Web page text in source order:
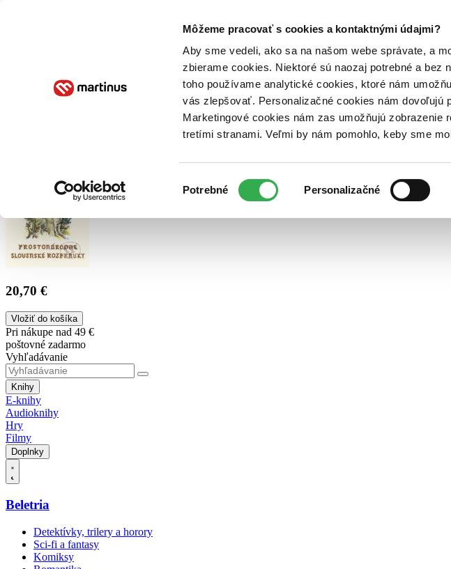
Môžeme pracovať s cookies a kontaktnými údajmi?
Aby sme vedeli, ako sa na našom webe správate, a
zbierame cookies. Niektoré sú naozaj potrebné a bez
toho používame analytické cookies, ktoré nám
vás zlepšovať. Personalizačné cookies nám dovoľujú
Marketingové cookies nám zas umožňujú zobrazenie
tretími stranami. Veľmi by nám pomohlo, keby sme
súhlasu
Potrebné Personalizačné
Poukážky Kontakt
20,70 €
Vložiť do košíka
Pri nákupe nad 49 €
poštovné zadarmo
Vyhľadávanie
Knihy
E-knihy
Audioknihy
Hry
Filmy
Doplnky
Beletria
Detektívky, trilery a horory
Sci-fi a fantasy
Komiksy